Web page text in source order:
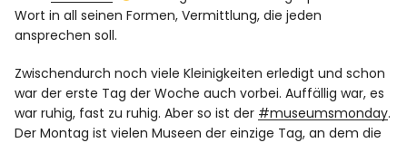
Wort in all seinen Formen, Vermittlung, die jeden
ansprechen soll.
Zwischendurch noch viele Kleinigkeiten erledigt und schon
war der erste Tag der Woche auch vorbei. Auffällig war, es
war ruhig, fast zu ruhig. Aber so ist der #museumsmonday.
Der Montag ist vielen Museen der einzige Tag, an dem die